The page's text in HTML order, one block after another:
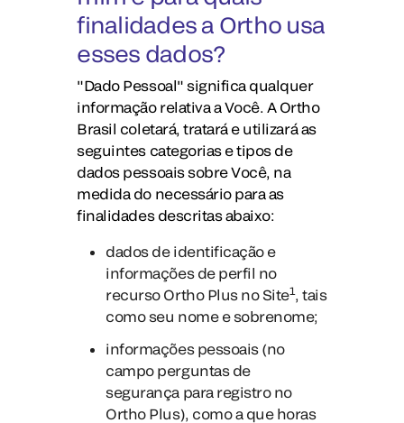
finalidades a Ortho usa
esses dados?
"Dado Pessoal" significa qualquer
informação relativa a Você. A Ortho
Brasil coletará, tratará e utilizará as
seguintes categorias e tipos de
dados pessoais sobre Você, na
medida do necessário para as
finalidades descritas abaixo:
dados de identificação e
informações de perfil no
recurso Ortho Plus no Site1, tais
como seu nome e sobrenome;
informações pessoais (no
campo perguntas de
segurança para registro no
Ortho Plus), como a que horas